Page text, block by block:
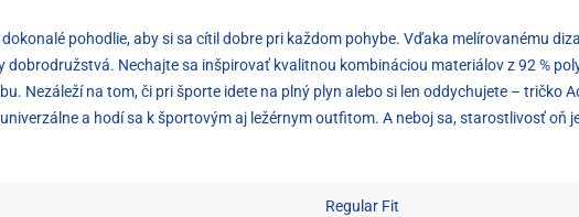
pohodlie, aby si sa cítil dobre pri každom pohybe. Vďaka melírovanému
Nechajte sa inšpirovať kvalitnou kombináciou materiálov z 92 %
Nezáleží na tom, či pri športe idete na plný plyn alebo si len oddychujete – tričko
a hodí sa k športovým aj ležérnym outfitom. A neboj sa, starostlivosť
Regular Fit